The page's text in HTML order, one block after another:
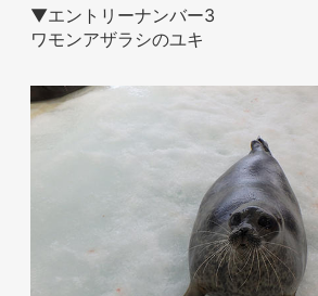
▼エントリーナンバー3
ワモンアザラシのユキ